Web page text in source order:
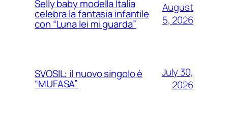
Selly baby modella Italia
celebra la fantasia infantile
con “Luna lei mi guarda”
August
5, 2026
SVOSIL: il nuovo singolo è
“MUFASA”
July 30,
2026